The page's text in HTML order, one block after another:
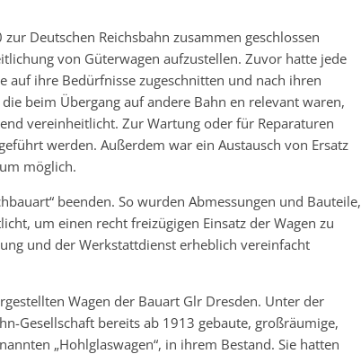
Deutschen Reichsbahn zusammen geschlossen
von Güterwagen aufzustellen. Zuvor hatte jede
auf ihre Bedürfnisse zugeschnitten und nach ihren
beim Übergang auf andere Bahn en relevant waren,
vereinheitlicht. Zur Wartung oder für Reparaturen
werden. Außerdem war ein Austausch von Ersatz
möglich.
beenden. So wurden Abmessungen und Bauteile,
um einen recht freizügigen Einsatz der Wagen zu
und der Werkstattdienst erheblich vereinfacht
Wagen der Bauart Glr Dresden. Unter der
Gesellschaft bereits ab 1913 gebaute, großräumige,
„Hohlglaswagen“, in ihrem Bestand. Sie hatten